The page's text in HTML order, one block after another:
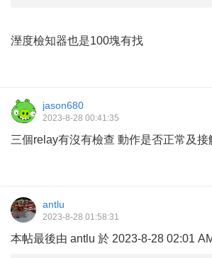
溼度檢知器也是100塊有找
jason680
2023-8-28 00:41:35
三個relay有沒有檢查 動作是否正常及接
antlu
2023-8-28 01:58:31
本帖最後由 antlu 於 2023-8-28 02:01